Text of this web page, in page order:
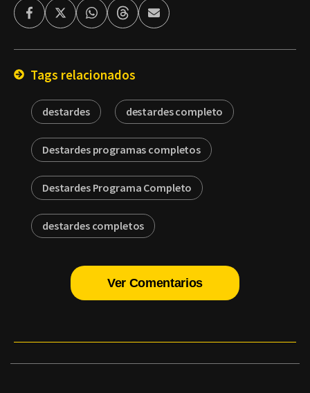
FacebookTwitterWhatsappThreadsEnviar
por
Tags relacionados
destardes destardes completo
Destardes programas completos
Destardes Programa Completo
destardes completos
Ver Comentarios